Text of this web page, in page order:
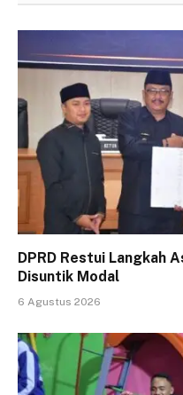
DPRD Restui Langkah
Disuntik Modal
6 Agustus 2026